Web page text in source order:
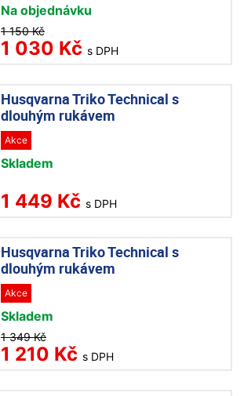
Na objednávku
1 150 Kč
1 030 Kč s DPH
Husqvarna Triko Technical s
dlouhým rukávem
Akce
Skladem
1 449 Kč s DPH
Husqvarna Triko Technical s
dlouhým rukávem
Akce
Skladem
1 349 Kč
1 210 Kč s DPH